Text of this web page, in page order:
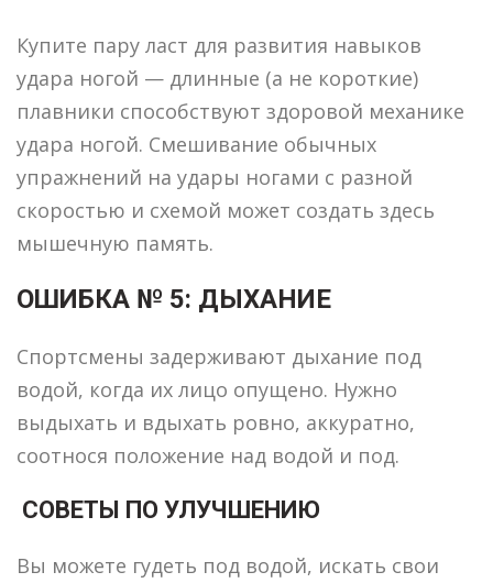
Купите пару ласт для развития навыков
удара ногой — длинные (а не короткие)
плавники способствуют здоровой механике
удара ногой. Смешивание обычных
упражнений на удары ногами с разной
скоростью и схемой может создать здесь
мышечную память.
ОШИБКА № 5: ДЫХАНИЕ
Спортсмены задерживают дыхание под
водой, когда их лицо опущено. Нужно
выдыхать и вдыхать ровно, аккуратно,
соотнося положение над водой и под.
СОВЕТЫ ПО УЛУЧШЕНИЮ
Вы можете гудеть под водой, искать свои